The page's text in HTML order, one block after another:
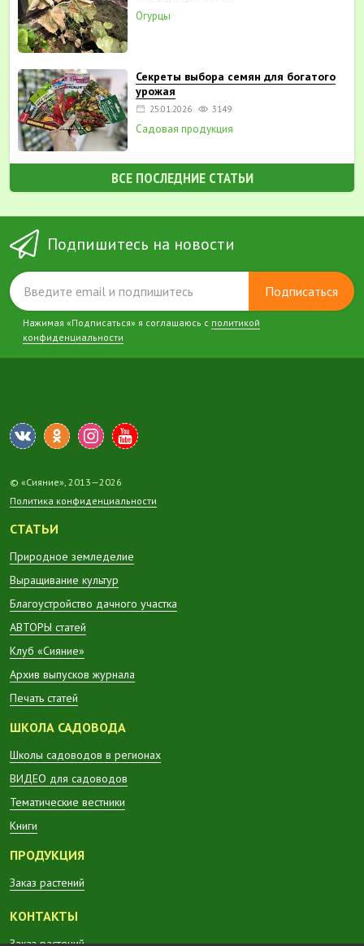
Огурцы
Секреты выбора семян для богатого
урожая
25.01.2026 3149
Садовая продукция
ВСЕ ПОСЛЕДНИЕ СТАТЬИ
Подпишитесь на новости
Подписаться
Нажимая «Подписаться» я соглашаюсь с политикой
конфиденциальности
© «Сияние», 2013—2026
Политика конфиденциальности
СТАТЬИ
Природное земледелие
Выращивание культур
Благоустройство дачного участка
АВТОРЫ статей
Клуб «Сияние»
Архив выпусков журнала
Печать статей
ШКОЛА САДОВОДА
Школы садоводов в регионах
ВИДЕО для садоводов
Тематические вестники
Книги
ПРОДУКЦИЯ
Заказ растений
КОНТАКТЫ